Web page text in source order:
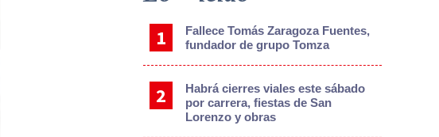
Fallece Tomás Zaragoza Fuentes,
fundador de grupo Tomza
Habrá cierres viales este sábado
por carrera, fiestas de San
Lorenzo y obras